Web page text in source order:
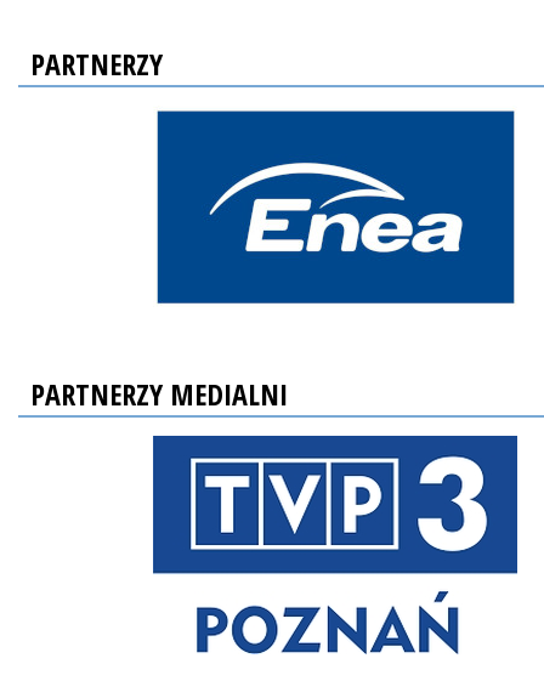
PARTNERZY
PARTNERZY MEDIALNI